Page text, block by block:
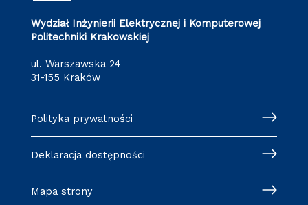
Wydział Inżynierii Elektrycznej i Komputerowej
Politechniki Krakowskiej
ul. Warszawska 24
31-155 Kraków
Polityka prywatności
Deklaracja dostępności
Mapa strony